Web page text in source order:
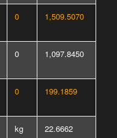
0 1,509.5070
0 1,097.8450
0 199.1859
kg 22.6662